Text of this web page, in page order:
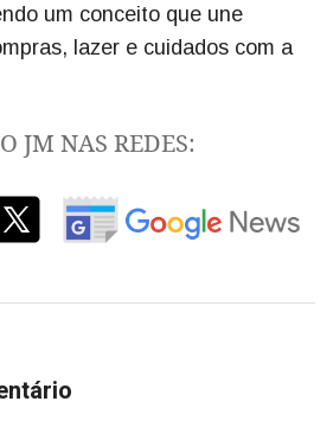
um conceito que une
lazer e cuidados com a
JM NAS REDES: